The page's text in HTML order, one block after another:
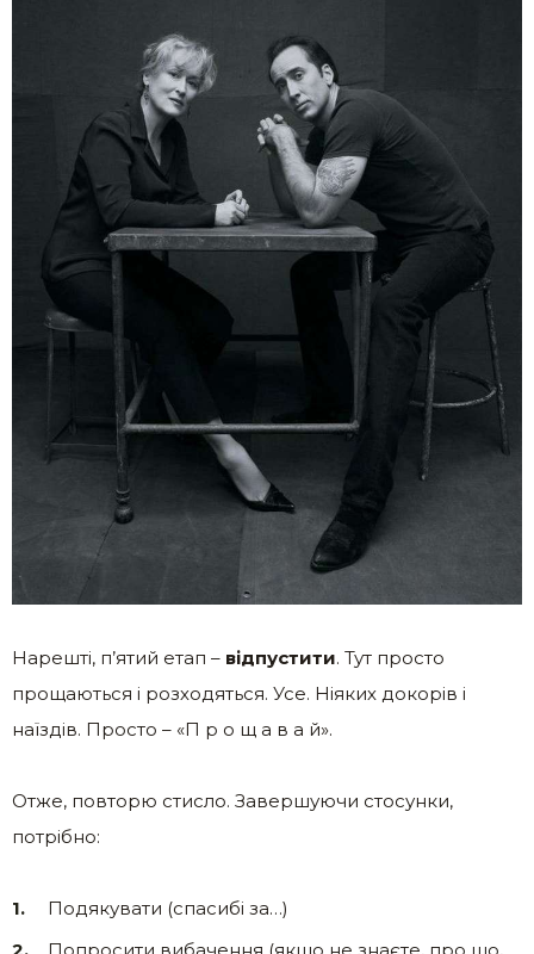
Нарешті, п’ятий етап – відпустити. Тут просто
прощаються і розходяться. Усе. Ніяких докорів і
наїздів. Просто – «П р о щ а в а й».
Отже, повторю стисло. Завершуючи стосунки,
потрібно:
Подякувати (спасибі за…)